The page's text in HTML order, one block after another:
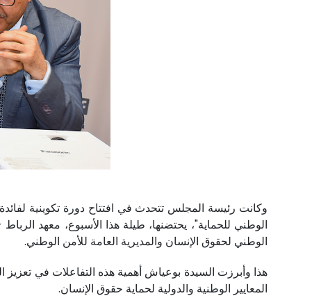
وكانت رئيسة المجلس تتحدث في افتتاح دورة تكوينية
الوطني للحماية"، يحتضنها، طيلة هذا الأسبوع، معهد
الوطني لحقوق الإنسان والمديرية العامة للأمن الوطني.
هذا وأبرزت السيدة بوعياش أهمية هذه التفاعلات في
المعايير الوطنية والدولية لحماية حقوق الإنسان.